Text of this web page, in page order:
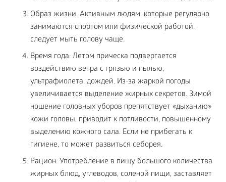
Образ жизни. Активным людям, которые регулярно
занимаются спортом или физической работой,
следует мыть голову чаще.
Время года. Летом прическа подвергается
воздействию ветра с грязью и пылью,
ультрафиолета, дождей. Из-за жаркой погоды
увеличивается выделение жирных секретов. Зимой
ношение головных уборов препятствует «дыханию»
кожи головы, приводит к потливости, повышенному
выделению кожного сала. Если не прибегать к
гигиене, то может развиться себорея.
Рацион. Употребление в пищу большого количества
жирных блюд, углеводов, соленой пищи, заставляет